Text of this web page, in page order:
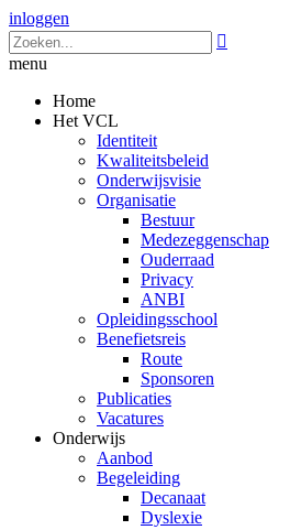
inloggen

menu
Home
Het VCL
Identiteit
Kwaliteitsbeleid
Onderwijsvisie
Organisatie
Bestuur
Medezeggenschap
Ouderraad
Privacy
ANBI
Opleidingsschool
Benefietsreis
Route
Sponsoren
Publicaties
Vacatures
Onderwijs
Aanbod
Begeleiding
Decanaat
Dyslexie